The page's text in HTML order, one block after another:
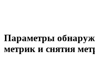
Параметры
метрик и снятия